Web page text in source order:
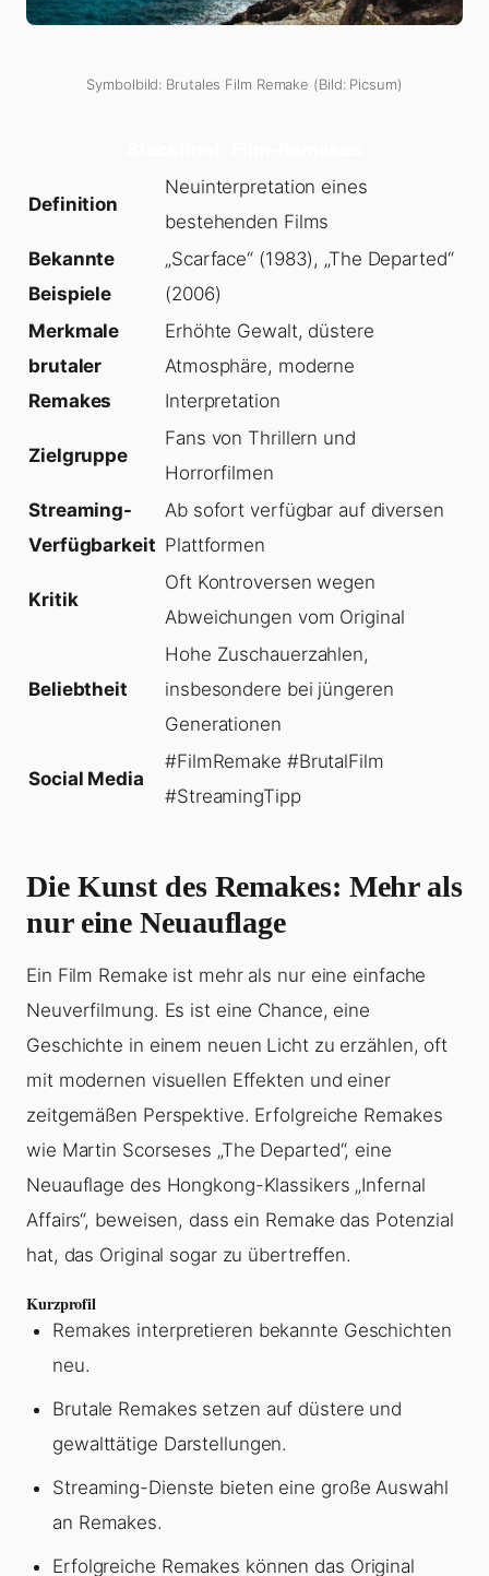
Symbolbild: Brutales Film Remake (Bild: Picsum)
Definition
Neuinterpretation eines
bestehenden Films
Bekannte
Beispiele
„Scarface“ (1983), „The Departed“
(2006)
Merkmale
brutaler
Remakes
Erhöhte Gewalt, düstere
Atmosphäre, moderne
Interpretation
Zielgruppe
Fans von Thrillern und
Horrorfilmen
Streaming-
Verfügbarkeit
Ab sofort verfügbar auf diversen
Plattformen
Kritik
Oft Kontroversen wegen
Abweichungen vom Original
Beliebtheit
Hohe Zuschauerzahlen,
insbesondere bei jüngeren
Generationen
Social Media
#FilmRemake #BrutalFilm
#StreamingTipp
Die Kunst des Remakes: Mehr als
nur eine Neuauflage
Ein Film Remake ist mehr als nur eine einfache
Neuverfilmung. Es ist eine Chance, eine
Geschichte in einem neuen Licht zu erzählen, oft
mit modernen visuellen Effekten und einer
zeitgemäßen Perspektive. Erfolgreiche Remakes
wie Martin Scorseses „The Departed“, eine
Neuauflage des Hongkong-Klassikers „Infernal
Affairs“, beweisen, dass ein Remake das Potenzial
hat, das Original sogar zu übertreffen.
Kurzprofil
Remakes interpretieren bekannte Geschichten
neu.
Brutale Remakes setzen auf düstere und
gewalttätige Darstellungen.
Streaming-Dienste bieten eine große Auswahl
an Remakes.
Erfolgreiche Remakes können das Original